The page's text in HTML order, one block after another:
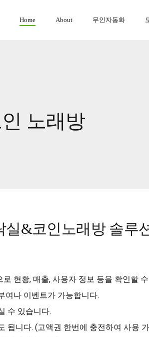
Home About 무인자동화
노래방
실&코인노래방 솔루
현황, 매출, 사용자 정보 등을 확인할
여나 이벤트가 가능합니다.
수 있습니다.
됩니다. (고액권 한번에 충전하여 사용